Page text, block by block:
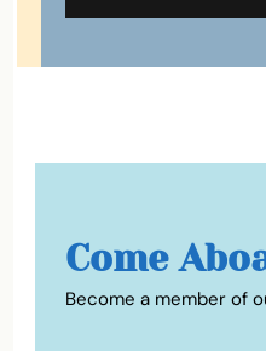
Come
Become a member of